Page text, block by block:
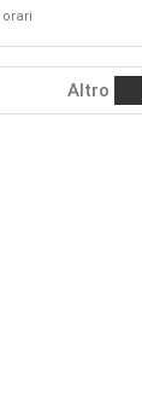
orari
Altro